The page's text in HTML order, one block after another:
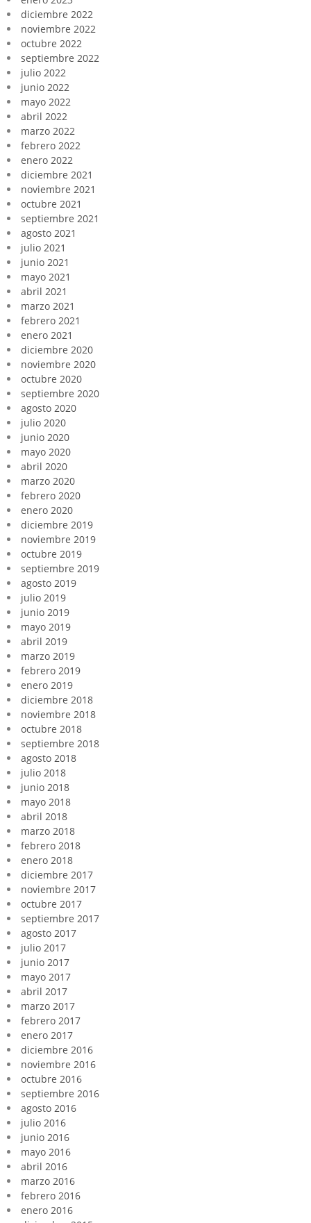
diciembre 2022
noviembre 2022
octubre 2022
septiembre 2022
julio 2022
junio 2022
mayo 2022
abril 2022
marzo 2022
febrero 2022
enero 2022
diciembre 2021
noviembre 2021
octubre 2021
septiembre 2021
agosto 2021
julio 2021
junio 2021
mayo 2021
abril 2021
marzo 2021
febrero 2021
enero 2021
diciembre 2020
noviembre 2020
octubre 2020
septiembre 2020
agosto 2020
julio 2020
junio 2020
mayo 2020
abril 2020
marzo 2020
febrero 2020
enero 2020
diciembre 2019
noviembre 2019
octubre 2019
septiembre 2019
agosto 2019
julio 2019
junio 2019
mayo 2019
abril 2019
marzo 2019
febrero 2019
enero 2019
diciembre 2018
noviembre 2018
octubre 2018
septiembre 2018
agosto 2018
julio 2018
junio 2018
mayo 2018
abril 2018
marzo 2018
febrero 2018
enero 2018
diciembre 2017
noviembre 2017
octubre 2017
septiembre 2017
agosto 2017
julio 2017
junio 2017
mayo 2017
abril 2017
marzo 2017
febrero 2017
enero 2017
diciembre 2016
noviembre 2016
octubre 2016
septiembre 2016
agosto 2016
julio 2016
junio 2016
mayo 2016
abril 2016
marzo 2016
febrero 2016
enero 2016